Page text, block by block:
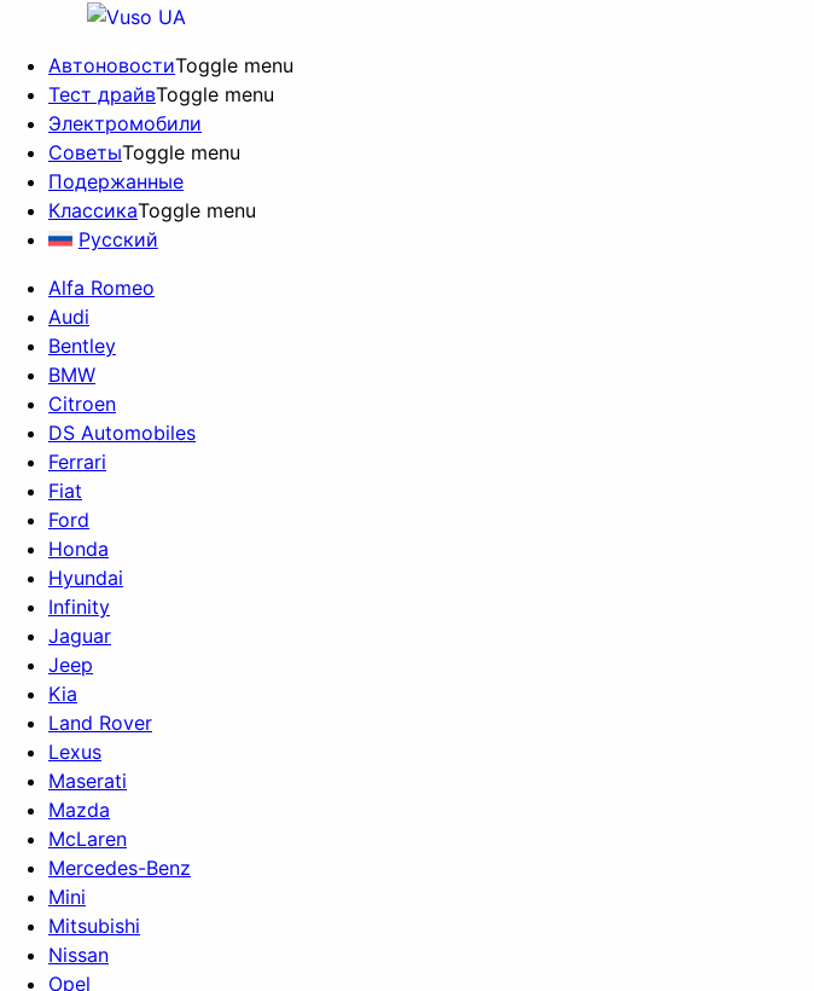
АвтоновостиToggle menu
Тест драйвToggle menu
Электромобили
СоветыToggle menu
Подержанные
КлассикаToggle menu
Русский
Alfa Romeo
Audi
Bentley
BMW
Citroen
DS Automobiles
Ferrari
Fiat
Ford
Honda
Hyundai
Infinity
Jaguar
Jeep
Kia
Land Rover
Lexus
Maserati
Mazda
McLaren
Mercedes-Benz
Mini
Mitsubishi
Nissan
Opel